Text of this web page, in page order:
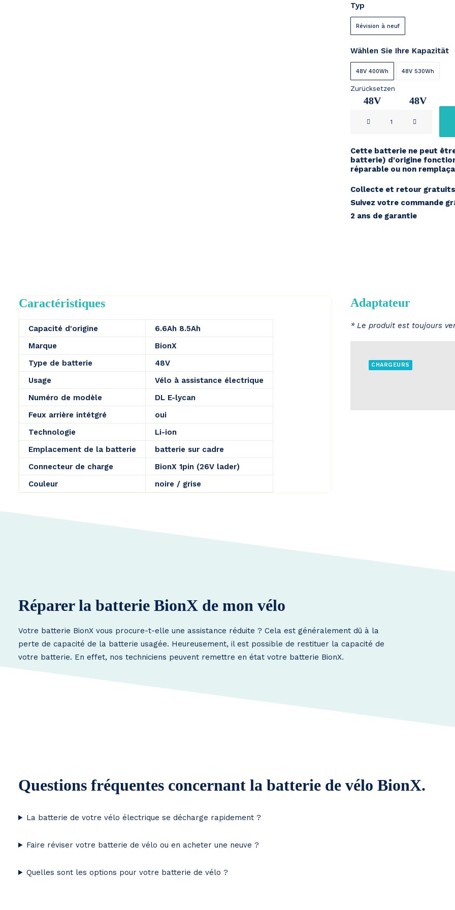
Typ
Révision à neuf
Wählen Sie Ihre Kapazität
48V 400Wh
48V
8,5Ah
48V 530Wh
48V
11,2Ah
Zurücksetzen
lycan
downtube
Menge
Cette batterie ne peut
batterie) d'origine
réparable ou non
Collecte et retour gratuits
Suivez votre commande
2 ans de garantie
Caractéristiques
Capacité d'origine
6.6Ah 8.5Ah
Marque
BionX
Type de batterie
48V
Usage
Vélo à assistance électrique
Numéro de modèle
DL E-lycan
Feux arrière intétgré
oui
Technologie
Li-ion
Emplacement de la batterie
batterie sur cadre
Connecteur de charge
BionX 1pin (26V lader)
Couleur
noire / grise
Adaptateur
* Le produit est toujours
CHARGEURS
Réparer la batterie BionX de mon vélo
Votre batterie BionX vous procure-t-elle une assistance réduite ? Cela est généralement dû à la
perte de capacité de la batterie usagée. Heureusement, il est possible de restituer la capacité de
votre batterie. En effet, nos techniciens peuvent remettre en état votre batterie BionX.
Questions fréquentes concernant la batterie de vélo BionX.
La batterie de votre vélo électrique se décharge rapidement ?
Faire réviser votre batterie de vélo ou en acheter une neuve ?
Quelles sont les options pour votre batterie de vélo ?